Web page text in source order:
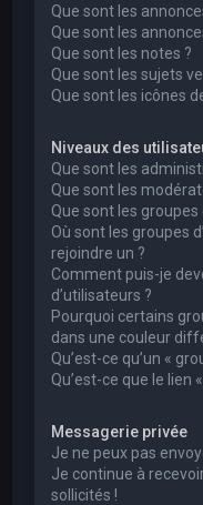
Que sont les
Que sont les
Que sont les notes ?
Que sont les sujets
Que sont les icônes
Niveaux des
Que sont les
Que sont les
Que sont les groupes
Où sont les groupes
rejoindre un ?
Comment puis-je
d’utilisateurs ?
Pourquoi certains
dans une couleur
Qu’est-ce qu’un «
Qu’est-ce que le lien
Messagerie privée
Je ne peux pas
Je continue à
sollicités !